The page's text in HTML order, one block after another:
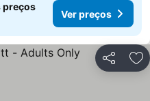
preços
Ver preços
Partilhar